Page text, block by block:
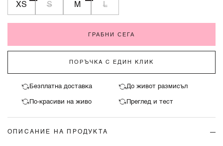
XS S M L
ГРАБНИ СЕГА
ПОРЪЧКА С ЕДИН КЛИК
Безплатна доставка До живот размисъл
По-красиви на живо Преглед и тест
ОПИСАНИЕ НА ПРОДУКТА